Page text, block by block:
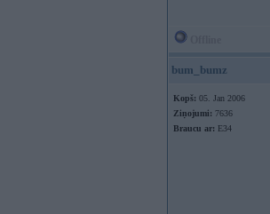
bum_bumz
Kopš: 05. Jan 2006
Ziņojumi: 7636
Braucu ar: E34